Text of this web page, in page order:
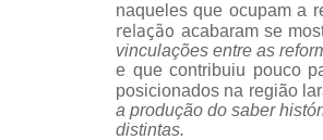
naqueles que ocupam a
relação acabaram se
vinculações entre as
e que contribuiu pouco
posicionados na região
a produção do saber
distintas.